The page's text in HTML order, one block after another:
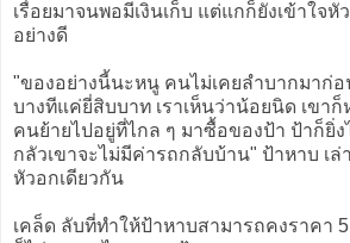
เรื่อยมาจนพอมีเงินเก็บ แต่แกก็ยังเข้าใจ
อย่างดี
"ของอย่างนี้นะหนู คนไม่เคยลำบากมาก่อ
บางทีแค่ยี่สิบบาท เราเห็นว่าน้อยนิด เขาก็
คนย้ายไปอยู่ที่ไกล ๆ มาซื้อของป้า ป้าก็ยิ่งไ
กลัวเขาจะไม่มีค่ารถกลับบ้าน" ป้าหาบ เล่
หัวอกเดียวกัน
เคล็ด ลับที่ทำให้ป้าหาบสามารถคงราคา